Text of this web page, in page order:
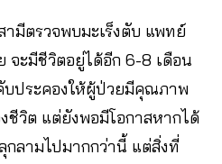
มีตรวจพบมะเร็งตับ แพทย์
จะมีชีวิตอยู่ได้อีก 6-8 เดือน
บประคองให้ผู้ป่วยมีคุณภาพ
ชีวิต แต่ยังพอมีโอกาสหากได้
กลามไปมากกว่านี้ แต่สิ่งที่